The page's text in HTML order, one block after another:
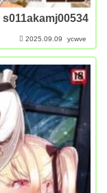
s011akamj00534
2025.09.09 ycwve